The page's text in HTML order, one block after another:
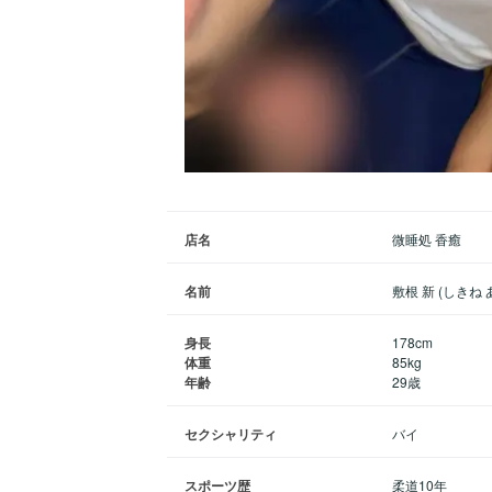
店名 微睡処 香癒
名前 敷根 新 (しきね
身長
体重
年齢
178cm
85kg
29歳
セクシャリティ バイ
スポーツ歴 柔道10年